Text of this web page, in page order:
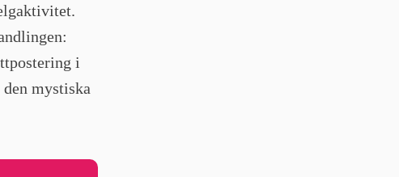
i
mystiska